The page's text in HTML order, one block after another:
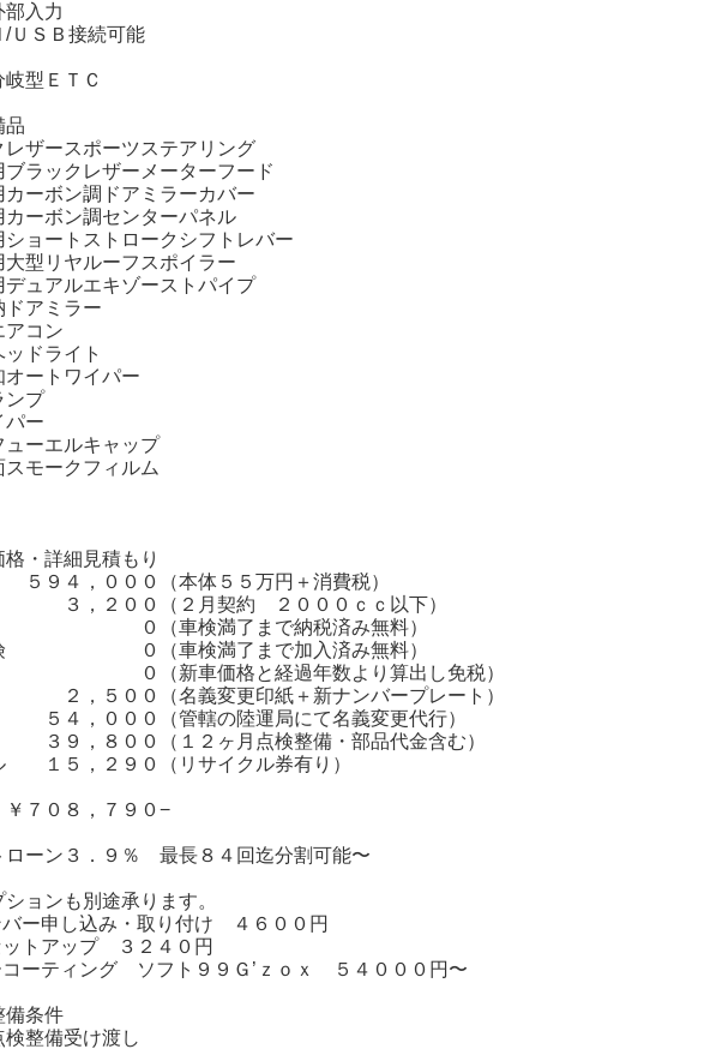
部入力
/ＵＳＢ接続可能
型ＥＴＣ
品
レザースポーツステアリング
ブラックレザーメーターフード
カーボン調ドアミラーカバー
カーボン調センターパネル
ショートストロークシフトレバー
大型リヤルーフスポイラー
デュアルエキゾーストパイプ
ドアミラー
アコン
ッドライト
オートワイパー
ンプ
パー
ューエルキャップ
スモークフィルム
・詳細見積もり
９４，０００（本体５５万円＋消費税）
３，２００（２月契約 ２０００ｃｃ以下）
（車検満了まで納税済み無料）
険 ０（車検満了まで加入済み無料）
（新車価格と経過年数より算出し免税）
，５００（名義変更印紙＋新ナンバープレート）
４，０００（管轄の陸運局にて名義変更代行）
９，８００（１２ヶ月点検整備・部品代金含む）
１５，２９０（リサイクル券有り）
０８，７９０−
ーン３．９％ 最長８４回迄分割可能〜
ションも別途承ります。
ー申し込み・取り付け ４６００円
トアップ ３２４０円
ーティング ソフト９９Ｇ’ｚｏｘ ５４０００円〜
備条件
検整備受け渡し